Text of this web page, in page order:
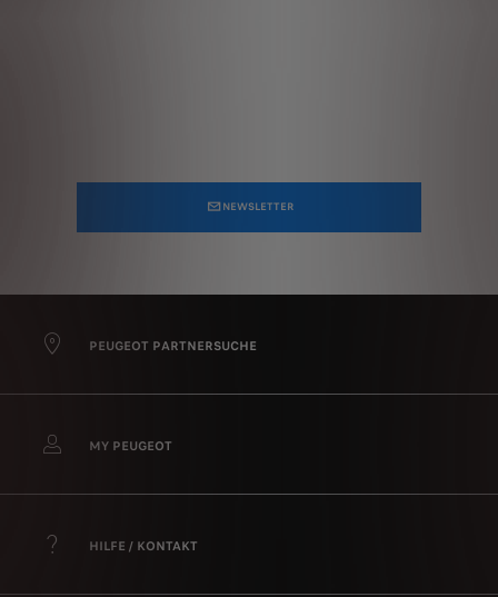
NEWSLETTER
PEUGEOT PARTNERSUCHE
MY PEUGEOT
HILFE / KONTAKT